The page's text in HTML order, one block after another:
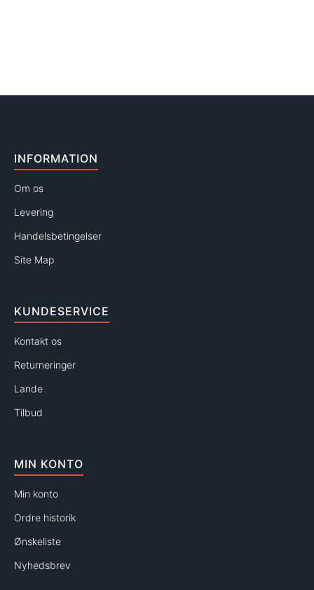
INFORMATION
Om os
Levering
Handelsbetingelser
Site Map
KUNDESERVICE
Kontakt os
Returneringer
Lande
Tilbud
MIN KONTO
Min konto
Ordre historik
Ønskeliste
Nyhedsbrev